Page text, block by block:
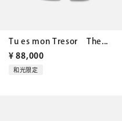
Tu es mon Tresor The...
¥ 88,000
和光限定